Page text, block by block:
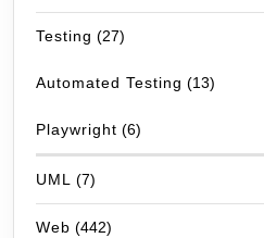
Testing (27)
Automated Testing (13)
Playwright (6)
UML (7)
Web (442)